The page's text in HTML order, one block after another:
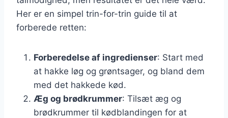
Her er en simpel trin-for-trin guide til at
forberede retten:
Forberedelse af ingredienser: Start med
at hakke løg og grøntsager, og bland dem
med det hakkede kød.
Æg og brødkrummer: Tilsæt æg og
brødkrummer til kødblandingen for at